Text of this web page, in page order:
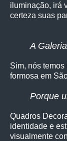
iluminação, irá
certeza suas
A
Sim, nós
formosa em
Porque
Quadros
identidade e
visualmente